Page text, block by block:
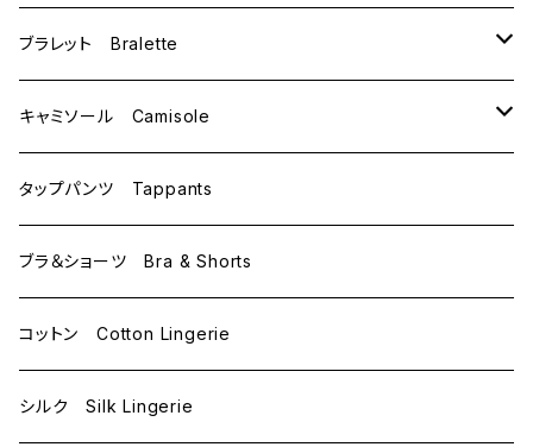
C65
C70
C75
D65
D70
E70
L
M
ブラレット Bralette
M
L
キャミソール Camisole
M
L
タップパンツ Tappants
ブラ＆ショーツ Bra & Shorts
コットン Cotton Lingerie
シルク Silk Lingerie